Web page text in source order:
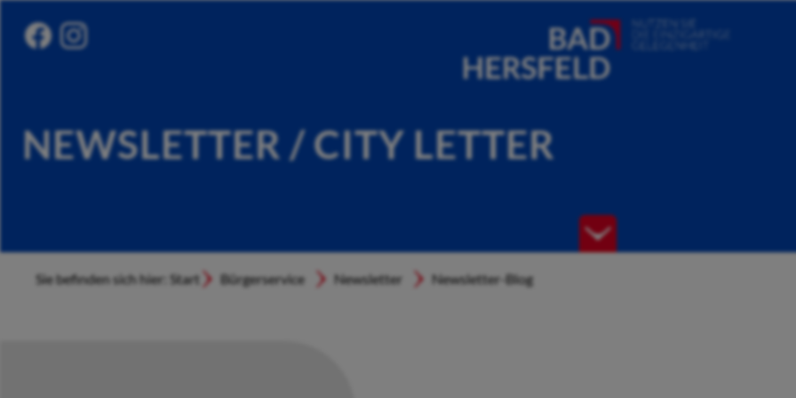
NEWSLETTER / CITY LETTER
Sie befinden sich hier: Start Bürgerservice Newsletter Newsletter-Blog